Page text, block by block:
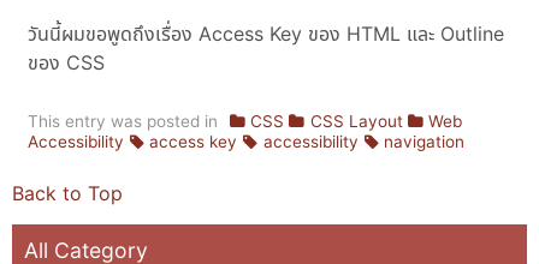
วันนี้ผมขอพูดถึงเรื่อง Access Key ของ HTML และ Outline
ของ CSS
This entry was posted in CSS CSS Layout
Web
Accessibility
access key accessibility navigation
Back to Top
All Category